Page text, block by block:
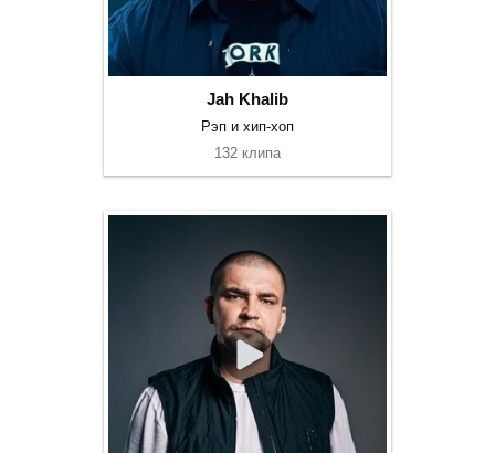
Jah Khalib
Рэп и хип-хоп
132 клипа